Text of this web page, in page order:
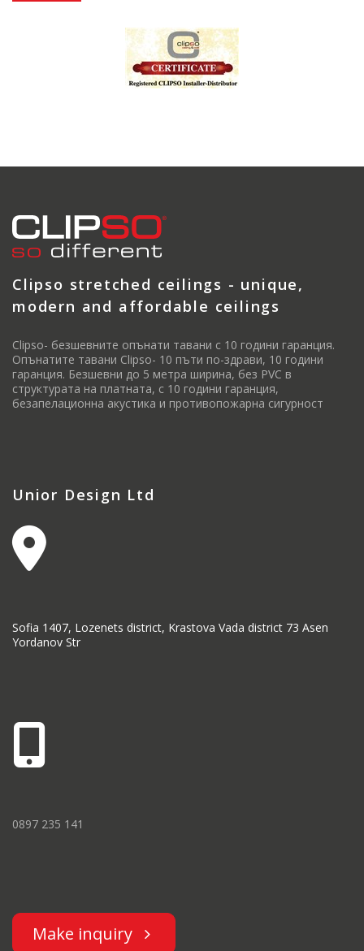
Clipso stretched ceilings - unique,
modern and affordable ceilings
Clipso- безшевните опънати тавани с 10 години гаранция.
Опънатите тавани Clipso- 10 пъти по-здрави, 10 години
гаранция. Безшевни до 5 метра ширина, без PVC в
структурата на платната, с 10 години гаранция,
безапелационна акустика и противопожарна сигурност
Unior Design Ltd
Sofia 1407, Lozenets district, Krastova Vada district 73 Asen
Yordanov Str
0897 235 141
Make inquiry